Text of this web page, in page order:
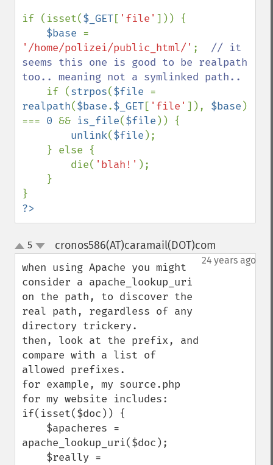
if (isset($_GET[ 'file' ])) {
$base
'/home/polizei/public_html/' ; // it
seems this one is good to be realpath
too.. meaning not a symlinked path..
if (strpos($file
realpath($base.$_GET[ 'file' ]), $base )
=== 0 && is_file($file )) {
unlink($file );
        die(
'blah!' );
?>
up
down
5 cronos586(AT)caramail(DOT)com
24 years ago
when using Apache you might
consider a apache_lookup_uri
on the path, to discover the
real path, regardless of any
directory trickery.
then, look at the prefix, and
compare with a list of
allowed prefixes.
for example, my source.php
for my website includes:
if(isset($doc)) {
apache_lookup_uri($doc);